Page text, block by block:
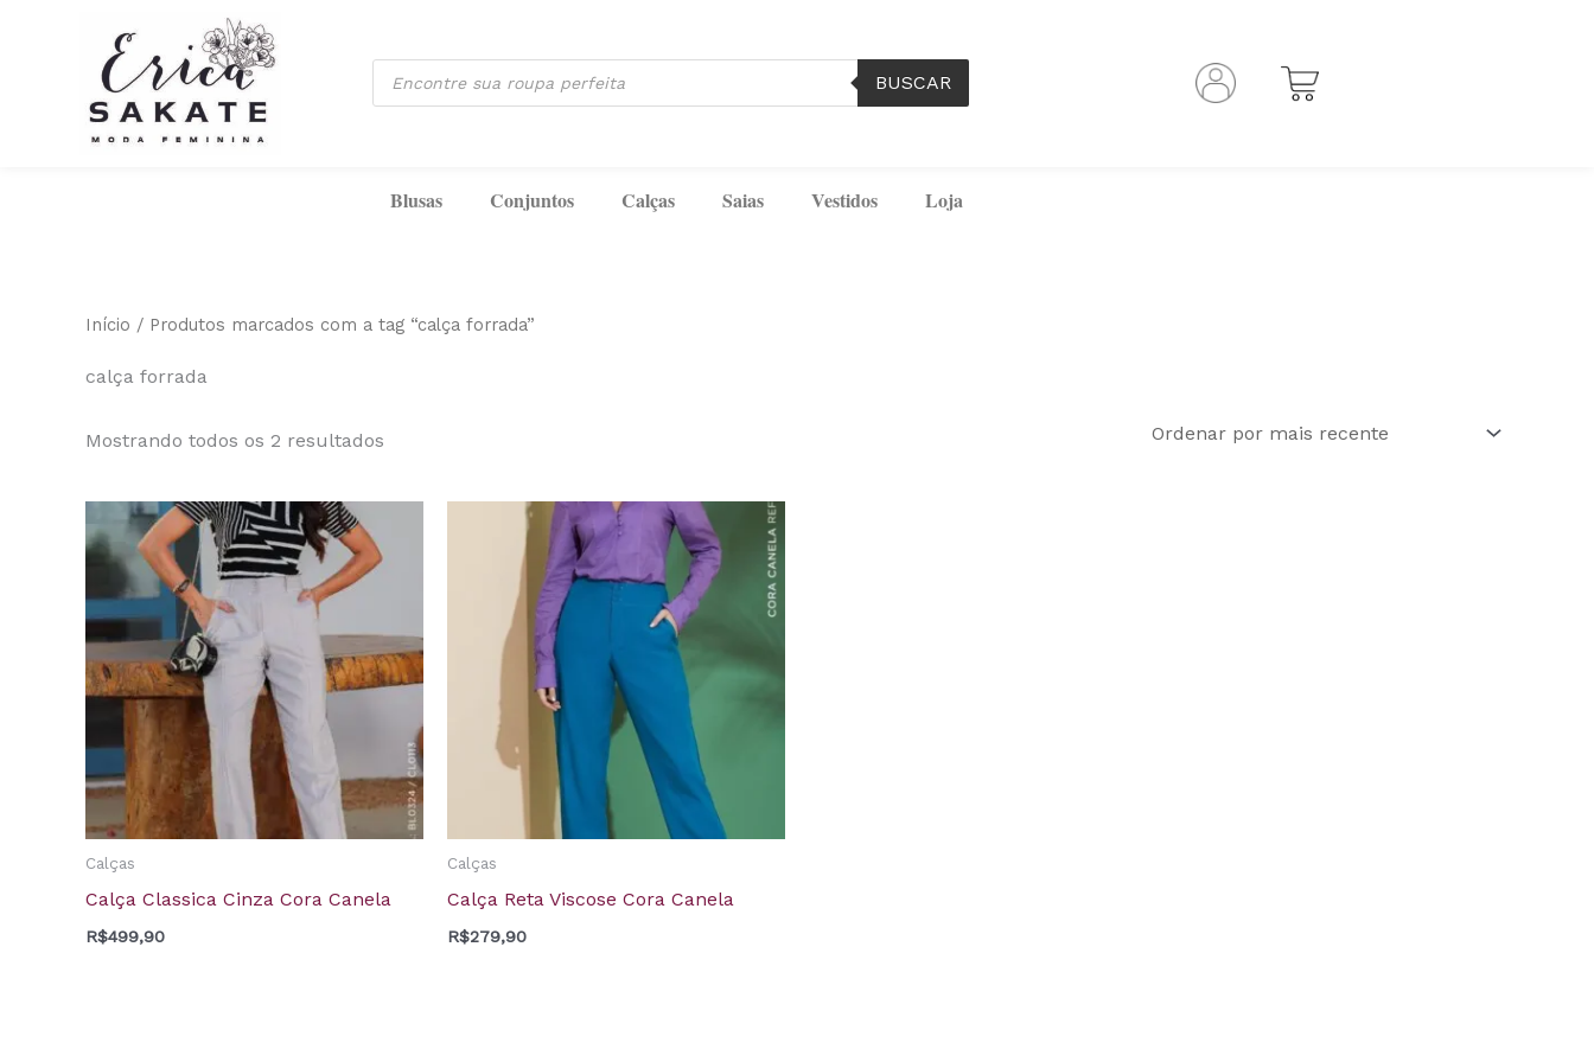
Pesquisar
produtos
BUSCAR
Blusas Conjuntos Calças Saias Vestidos Loja
Início / Produtos marcados com a tag “calça forrada”
calça forrada
Mostrando todos os 2 resultados
recente
Calças
Calça Classica Cinza Cora Canela
R$499,90
Calças
Calça Reta Viscose Cora Canela
R$279,90